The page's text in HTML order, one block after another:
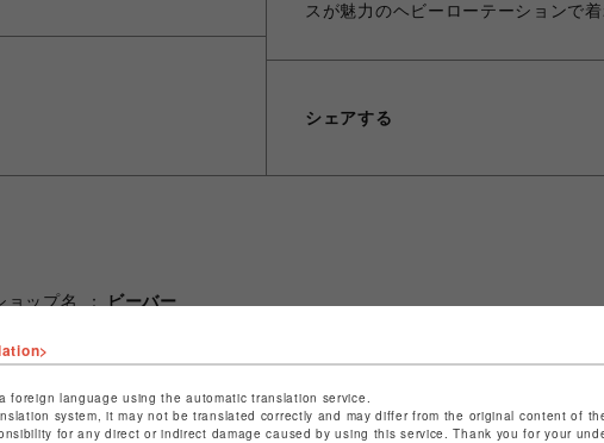
スが魅力のヘビーローテーションで
シェアする
ョップ名
ビーバー
ョップお問い合わせはこちら
foreign language using the automatic translation service.
system, it may not be translated correctly and may differ from the original content of
for any direct or indirect damage caused by using this service. Thank you for your